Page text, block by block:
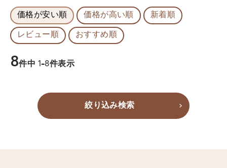
価格が安い順 価格が高い順 新着順
レビュー順 おすすめ順
8件中 1-8件表示
絞り込み検索